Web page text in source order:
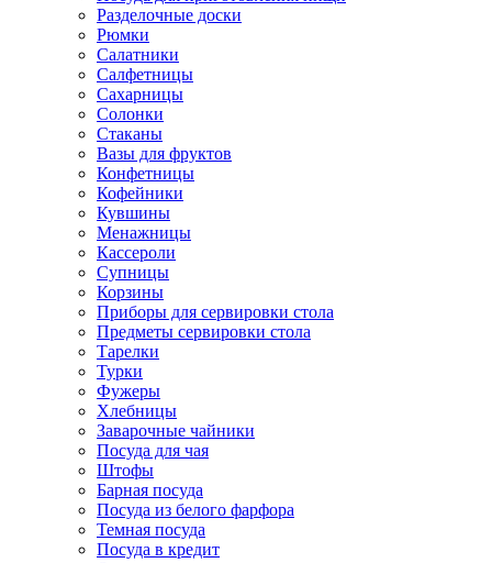
Разделочные доски
Рюмки
Салатники
Салфетницы
Сахарницы
Солонки
Стаканы
Вазы для фруктов
Конфетницы
Кофейники
Кувшины
Менажницы
Кассероли
Супницы
Корзины
Приборы для сервировки стола
Предметы сервировки стола
Тарелки
Турки
Фужеры
Хлебницы
Заварочные чайники
Посуда для чая
Штофы
Барная посуда
Посуда из белого фарфора
Темная посуда
Посуда в кредит